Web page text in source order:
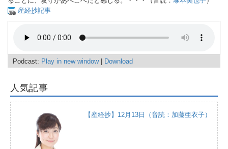
産経抄記事
Podcast: Play in new window| Download
人気記事
【産経抄】12月13日（音読：加藤亜衣子）